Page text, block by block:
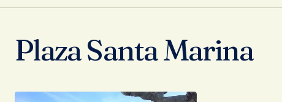
Plaza Santa Marina